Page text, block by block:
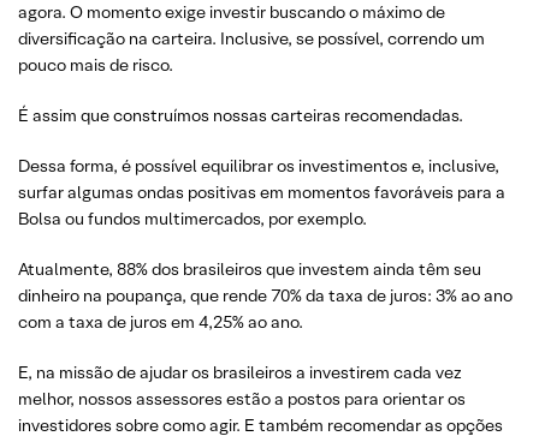
agora. O momento exige investir buscando o máximo de
diversificação na carteira. Inclusive, se possível, correndo um
pouco mais de risco.
É assim que construímos nossas carteiras recomendadas.
Dessa forma, é possível equilibrar os investimentos e, inclusive,
surfar algumas ondas positivas em momentos favoráveis para a
Bolsa ou fundos multimercados, por exemplo.
Atualmente, 88% dos brasileiros que investem ainda têm seu
dinheiro na poupança, que rende 70% da taxa de juros: 3% ao ano
com a taxa de juros em 4,25% ao ano.
E, na missão de ajudar os brasileiros a investirem cada vez
melhor, nossos assessores estão a postos para orientar os
investidores sobre como agir. E também recomendar as opções